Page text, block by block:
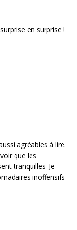
en surprise !
agréables à lire.
que les
tranquilles! Je
inoffensifs